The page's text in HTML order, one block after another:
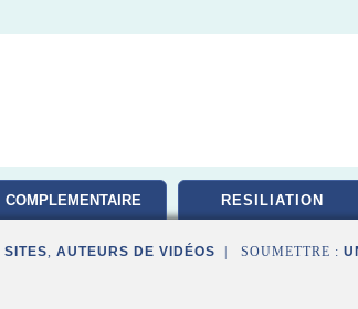
COMPLEMENTAIRE RESILIATION
SITES, AUTEURS DE VIDÉOS | SOUMETTRE :